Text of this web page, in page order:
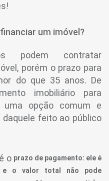
um imóvel?
podem contratar
porém o prazo para
do que 35 anos. De
imobiliário para
uma opção comum e
feito ao público
o prazo de pagamento: ele é
e o valor total não pode